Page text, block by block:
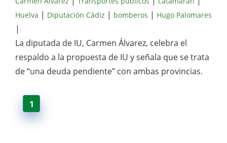
Huelva | Diputación Cádiz | bomberos | Hugo Palomares
|
La diputada de IU, Carmen Álvarez, celebra el
respaldo a la propuesta de IU y señala que se trata
de “una deuda pendiente” con ambas provincias.
1